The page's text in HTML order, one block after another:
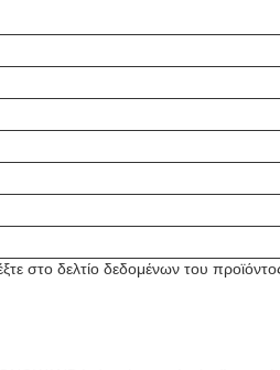
στο δελτίο δεδομένων του